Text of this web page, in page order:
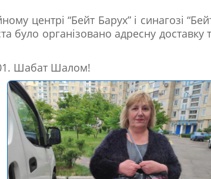
центрі “Бейт Барух” і синагозі
було організовано адресну доставку
Шабат Шалом!